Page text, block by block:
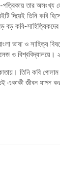
তার অসংখ্য
দিয়েই তিনি কবি
বড় বড় কবি-
বাংলা ভাষা ও
ও
তিনি কবি
একাকী জীবন যাপন